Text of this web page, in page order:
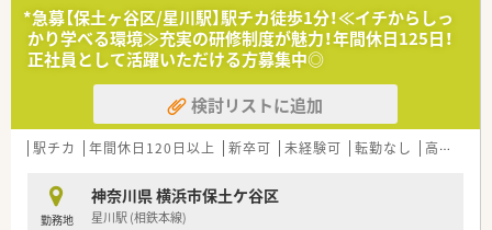
*急募【保土ヶ谷区/星川駅】駅チカ徒歩1分！≪イチからしっ
かり学べる環境≫充実の研修制度が魅力！年間休日125日！
正社員として活躍いただける方募集中◎
検討リストに追加
駅チカ 年間休日120日以上 新卒可 未経験可 転勤なし 高給与(600万円以上)
勤務地
神奈川県 横浜市保土ケ谷区
星川駅 (相鉄本線)